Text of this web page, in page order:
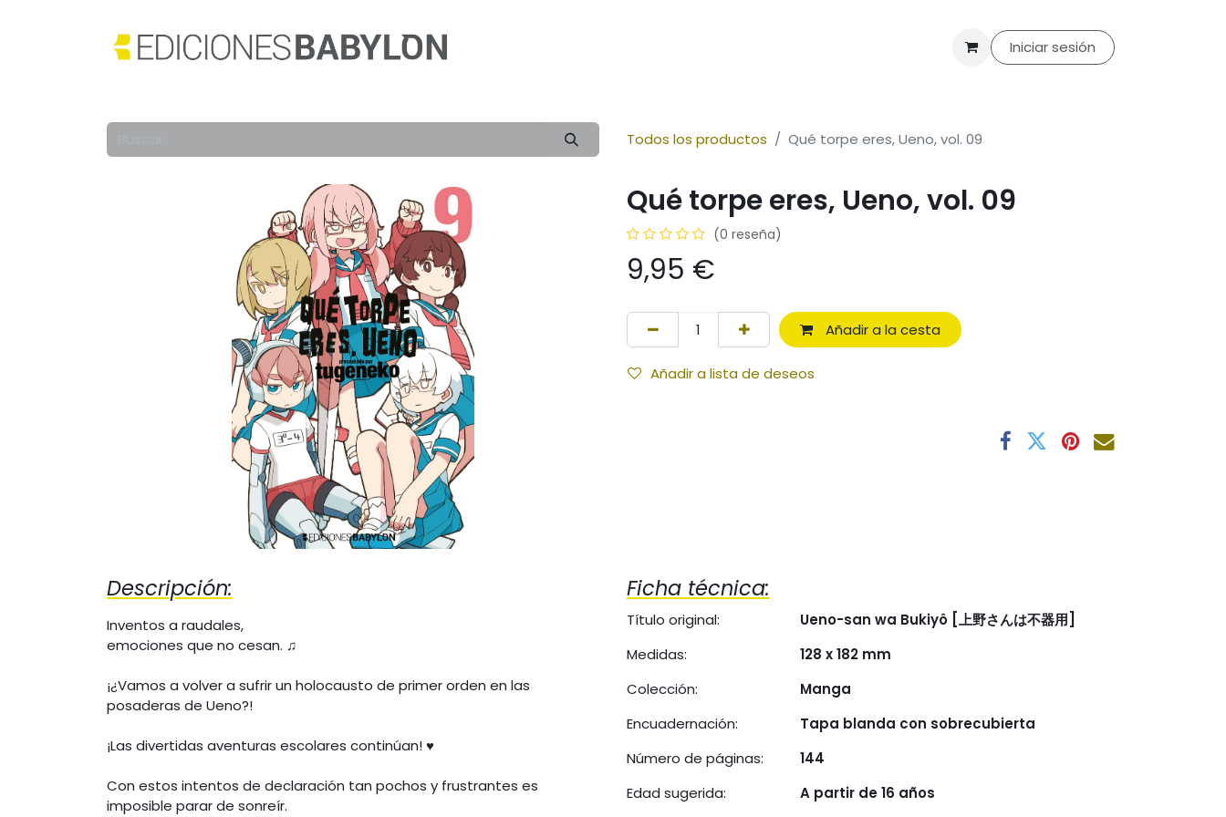
Packs Ofertas Club de lectura
Iniciar sesión
Todos los productos Qué torpe eres, Ueno, vol. 09
Qué torpe eres, Ueno, vol. 09
(0 reseña)
9,95 €
Añadir a la cesta
Añadir a lista de deseos
Descripción:
Inventos a raudales,
emociones que no cesan. ♫
¡¿Vamos a volver a sufrir un holocausto de primer orden en las
posaderas de Ueno?!
¡Las divertidas aventuras escolares continúan! ♥️
Con estos intentos de declaración tan pochos y frustrantes es
imposible parar de sonreír.
Ficha técnica:
Título original:
Ueno-san wa Bukiyô [上野さんは不器用]
Medidas:
128 x 182 mm
Colección:
Manga
Encuadernación:
Tapa blanda con sobrecubierta
Número de páginas:
144
Edad sugerida:
A partir de 16 años